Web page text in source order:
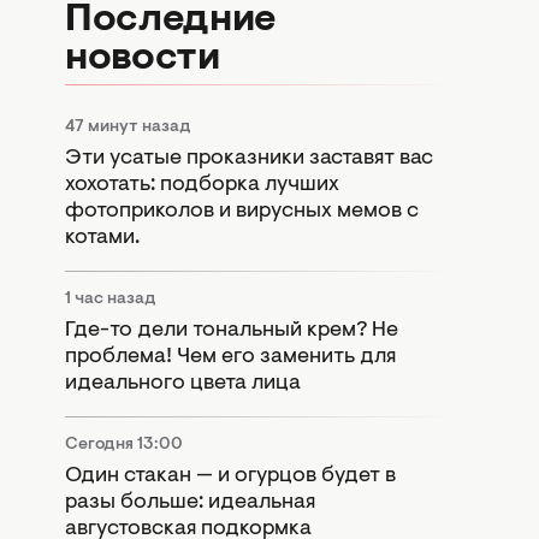
Последние
новости
47 минут назад
Эти усатые проказники заставят вас
хохотать: подборка лучших
фотоприколов и вирусных мемов с
котами.
1 час назад
Где-то дели тональный крем? Не
проблема! Чем его заменить для
идеального цвета лица
Сегодня 13:00
Один стакан — и огурцов будет в
разы больше: идеальная
августовская подкормка